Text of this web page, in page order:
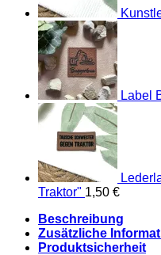
Label
Traktor" 1,50 €
Beschreibung
Zusätzliche
Produktsicherheit